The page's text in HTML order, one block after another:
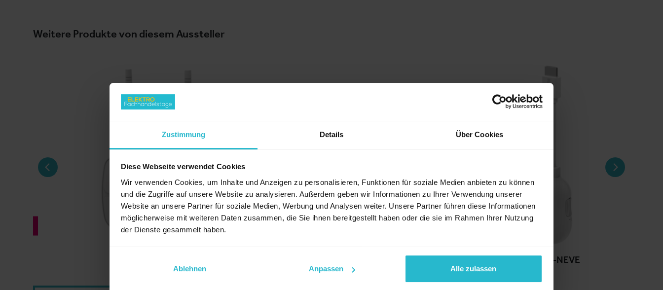
Zustimmung Details Über Cookies
Diese Webseite verwendet Cookies
Wir verwenden Cookies, um Inhalte und Anzeigen zu personalisieren, Funktionen für soziale Medien anbieten zu können
und die Zugriffe auf unsere Website zu analysieren. Außerdem geben wir Informationen zu Ihrer Verwendung unserer
Website an unsere Partner für soziale Medien, Werbung und Analysen weiter. Unsere Partner führen diese Informationen
möglicherweise mit weiteren Daten zusammen, die Sie ihnen bereitgestellt haben oder die sie im Rahmen Ihrer Nutzung
der Dienste gesammelt haben.
Ablehnen Anpassen Alle zulassen
Weitere Produkte von diesem Aussteller
LEAP-NEVE